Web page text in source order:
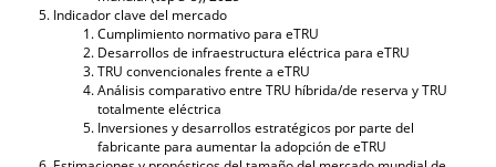
Indicador clave del mercado
Cumplimiento normativo para eTRU
Desarrollos de infraestructura eléctrica para eTRU
TRU convencionales frente a eTRU
Análisis comparativo entre TRU híbrida/de reserva y TRU
totalmente eléctrica
Inversiones y desarrollos estratégicos por parte del
fabricante para aumentar la adopción de eTRU